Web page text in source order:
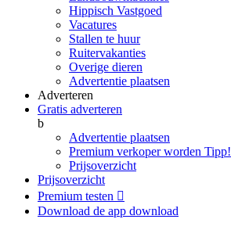
Hippisch Vastgoed
Vacatures
Stallen te huur
Ruitervakanties
Overige dieren
Advertentie plaatsen
Adverteren
Gratis adverteren
b
Advertentie plaatsen
Premium verkoper worden Tipp!
Prijsoverzicht
Prijsoverzicht
Premium testen 
Download de app download